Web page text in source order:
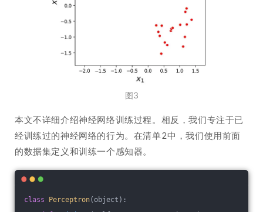
图3
本文不详细介绍神经网络训练过程。相反，我们专注于已
经训练过的神经网络的行为。在清单2中，我们使用前面
的数据集定义和训练一个感知器。
class Perceptron(object) :